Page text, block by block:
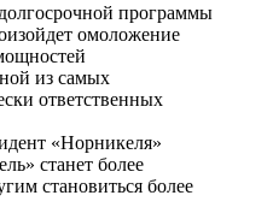
программы
омоложение
из самых
ответственных
«Норникеля»
станет более
становиться более